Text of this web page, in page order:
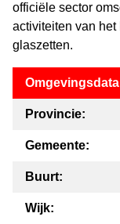
officiële sector
activiteiten van
glaszetten.
Omgevingsdata
Provincie:
Gemeente:
Buurt:
Wijk: